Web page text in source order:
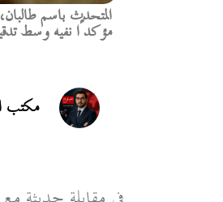
المتحدث باسم
مؤكدًا نفيه وسط
مكتب